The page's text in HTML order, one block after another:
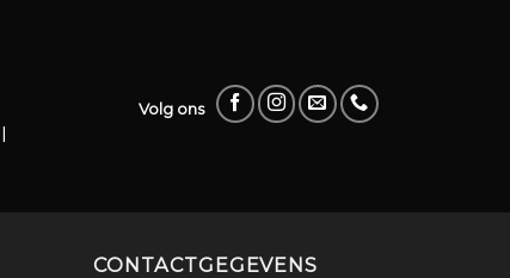
Volg ons
CONTACTGEGEVENS